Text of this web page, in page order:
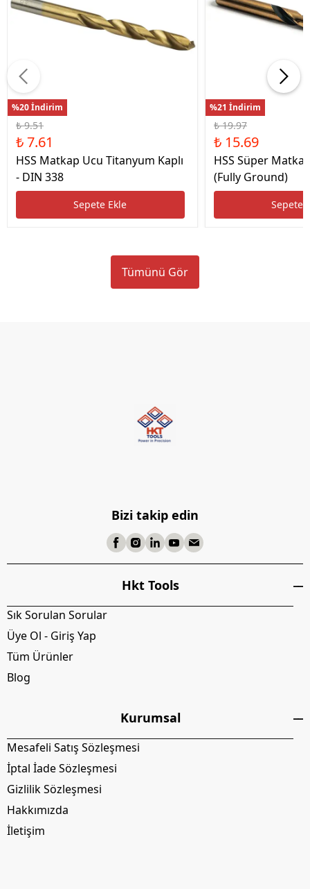
%20 İndirim
₺ 9.51
₺ 7.61
HSS Matkap Ucu Titanyum Kaplı
- DIN 338
Sepete Ekle
%21 İndirim
₺ 19.97
₺ 15.69
HSS Süper
(Fully Ground)
Sepete
Tümünü Gör
Bizi takip edin
Hkt Tools
Sık Sorulan Sorular
Üye Ol - Giriş Yap
Tüm Ürünler
Blog
Kurumsal
Mesafeli Satış Sözleşmesi
İptal İade Sözleşmesi
Gizlilik Sözleşmesi
Hakkımızda
İletişim